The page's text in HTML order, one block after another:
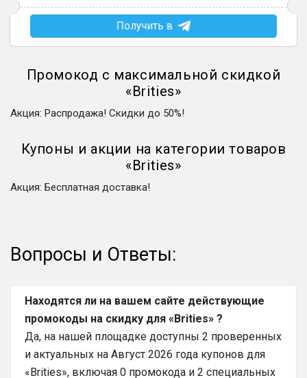
Получить в
Промокод с максимальной скидкой
«Brities»
Акция: Распродажа! Скидки до 50%!
Купоны и акции на категории товаров
«Brities»
Акция: Бесплатная доставка!
Вопросы и Ответы:
Находятся ли на вашем сайте действующие
промокоды на скидку для «Brities» ?
Да, на нашей площадке доступны 2 проверенных
и актуальных на Август 2026 года купонов для
«Brities», включая 0 промокода и 2 специальных